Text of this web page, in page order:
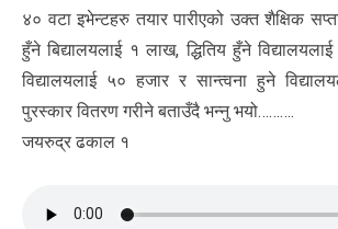
४० वटा इभेन्टहरु तयार पारीएको उक्त शैक्षिक
हुँने बिद्यालयलाई १ लाख, द्धितिय हुँने
विद्यालयलाई ५० हजार र सान्त्वना हुने
पुरस्कार वितरण गरीने बताउँदै भन्नु भयो……….
जयरुद्र ढकाल १